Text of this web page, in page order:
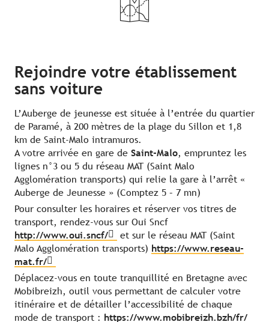
Rejoindre votre établissement
sans voiture
L’Auberge de jeunesse est située à l’entrée du quartier
de Paramé, à 200 mètres de la plage du Sillon et 1,8
km de Saint-Malo intramuros.
A votre arrivée en gare de Saint-Malo, empruntez les
lignes n°3 ou 5 du réseau MAT (Saint Malo
Agglomération transports) qui relie la gare à l’arrêt «
Auberge de Jeunesse » (Comptez 5 – 7 mn)
Pour consulter les horaires et réserver vos titres de
transport, rendez-vous sur Oui Sncf
http://www.oui.sncf/
et sur le réseau MAT (Saint
Malo Agglomération transports) https://www.reseau-
mat.fr/
Déplacez-vous en toute tranquillité en Bretagne avec
Mobibreizh, outil vous permettant de calculer votre
itinéraire et de détailler l’accessibilité de chaque
mode de transport : https://www.mobibreizh.bzh/fr/